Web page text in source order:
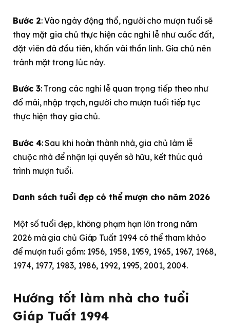
Bước 2: Vào ngày động thổ, người cho mượn tuổi sẽ
thay mặt gia chủ thực hiện các nghi lễ như cuốc đất,
đặt viên đá đầu tiên, khấn vái thần linh. Gia chủ nên
tránh mặt trong lúc này.
Bước 3: Trong các nghi lễ quan trọng tiếp theo như
đổ mái, nhập trạch, người cho mượn tuổi tiếp tục
thực hiện thay gia chủ.
Bước 4: Sau khi hoàn thành nhà, gia chủ làm lễ
chuộc nhà để nhận lại quyền sở hữu, kết thúc quá
trình mượn tuổi.
Danh sách tuổi đẹp có thể mượn cho năm 2026
Một số tuổi đẹp, không phạm hạn lớn trong năm
2026 mà gia chủ Giáp Tuất 1994 có thể tham khảo
để mượn tuổi gồm: 1956, 1958, 1959, 1965, 1967, 1968,
1974, 1977, 1983, 1986, 1992, 1995, 2001, 2004.
Hướng tốt làm nhà cho tuổi
Giáp Tuất 1994